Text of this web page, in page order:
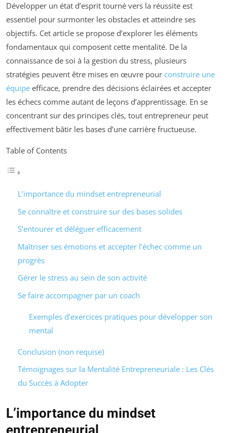
Développer un état d’esprit tourné vers la réussite est
essentiel pour surmonter les obstacles et atteindre ses
objectifs. Cet article se propose d’explorer les éléments
fondamentaux qui composent cette mentalité. De la
connaissance de soi à la gestion du stress, plusieurs
stratégies peuvent être mises en œuvre pour construire une
équipe efficace, prendre des décisions éclairées et accepter
les échecs comme autant de leçons d’apprentissage. En se
concentrant sur des principes clés, tout entrepreneur peut
effectivement bâtir les bases d’une carrière fructueuse.
Table of Contents
L’importance du mindset entrepreneurial
Se connaître et construire sur des bases solides
S’entourer et déléguer efficacement
Maîtriser ses émotions et accepter l’échec comme un
progrès
Gérer le stress au sein de son activité
Se faire accompagner par un coach
Exemples d’exercices pratiques pour développer son
mental
Conclusion (non requise)
Témoignages sur la Mentalité Entrepreneuriale : Les Clés
du Succès à Adopter
L’importance du mindset
entrepreneurial